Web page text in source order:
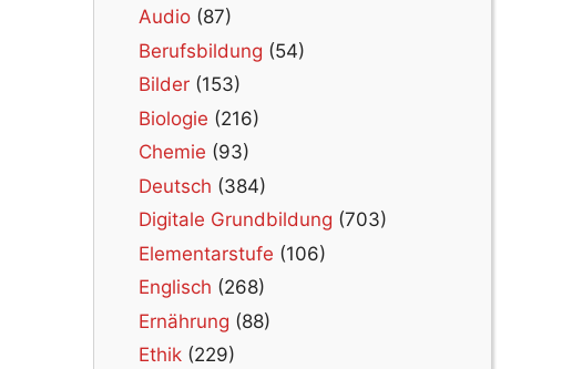
Audio (87)
Berufsbildung (54)
Bilder (153)
Biologie (216)
Chemie (93)
Deutsch (384)
Digitale Grundbildung (703)
Elementarstufe (106)
Englisch (268)
Ernährung (88)
Ethik (229)